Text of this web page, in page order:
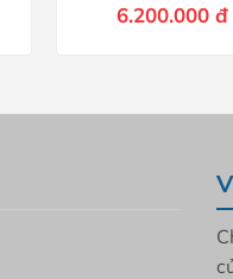
6.200.000 đ